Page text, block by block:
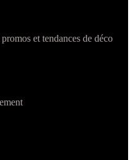
et tendances de déco